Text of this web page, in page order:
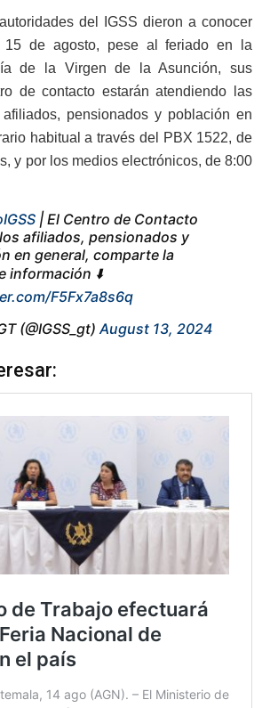
del IGSS dieron a conocer
15 de agosto, pese al feriado en la
de la Virgen de la Asunción, sus
de contacto estarán atendiendo las
pensionados y población en
habitual a través del PBX 1522, de
y por los medios electrónicos, de 8:00
| El Centro de Contacto
afiliados, pensionados y
en general, comparte la
información ⬇️
F5Fx7a8s6q
(@IGSS_gt)August 13, 2024